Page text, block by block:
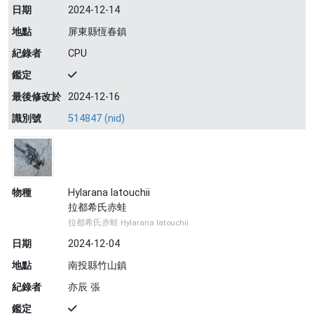
日期
2024-12-14
地點
屏東縣恆春鎮
紀錄者
CPU
鑑定
最後修改於 2024-12-16
識別號
514847 (nid)
物種
Hylarana latouchii
拉都希氏赤蛙
拉都希氏赤蛙 Hylarana latouchii
日期
2024-12-04
地點
南投縣竹山鎮
紀錄者
亦辰 張
鑑定